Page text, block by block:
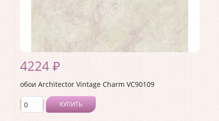
4224 ₽
обои Architector Vintage Charm VC90109
КУПИТЬ
Производитель:Architector